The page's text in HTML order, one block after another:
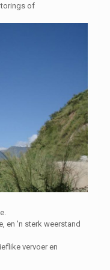
of
en 'n sterk weerstand
vervoer en